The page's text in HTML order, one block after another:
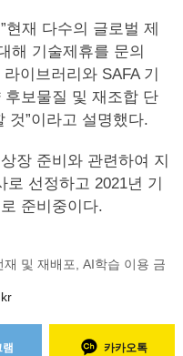
현재 다수의 글로벌 제
해 기술제휴를 문의
이브러리와 SAFA 기
보물질 및 재조합 단
것”이라고 설명했다.
장 준비와 관련하여 지
로 선정하고 2021년 기
준비중이다.
및 재배포, AI학습 이용 금
카카오톡